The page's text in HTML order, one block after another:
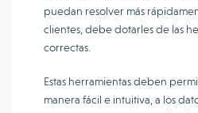
puedan resolver más
clientes, debe dotarles de las
correctas.
Estas herramientas deben
manera fácil e intuitiva, a los